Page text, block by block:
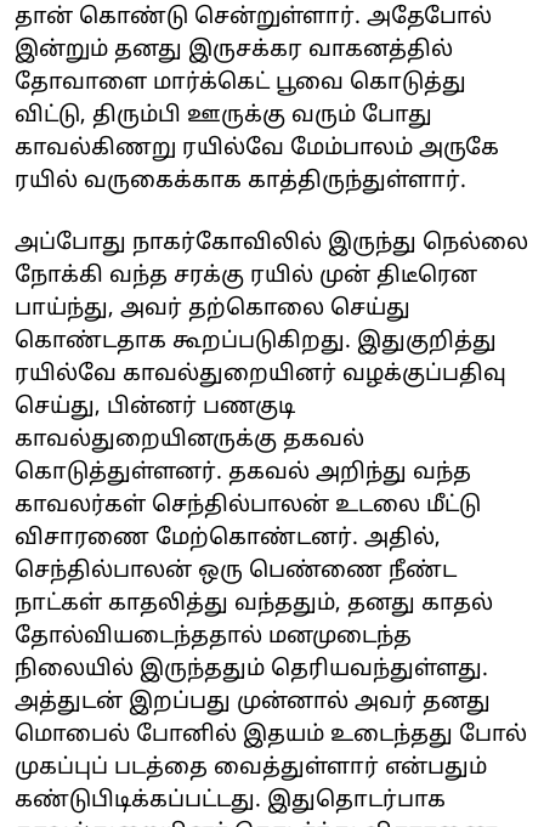
தான் கொண்டு சென்றுள்ளார். அதேபோல்
இன்றும் தனது இருசக்கர வாகனத்தில்
தோவாளை மார்க்கெட் பூவை கொடுத்து
விட்டு, திரும்பி ஊருக்கு வரும் போது
காவல்கிணறு ரயில்வே மேம்பாலம் அருகே
ரயில் வருகைக்காக காத்திருந்துள்ளார்.
அப்போது நாகர்கோவிலில் இருந்து நெல்லை
நோக்கி வந்த சரக்கு ரயில் முன் திடீரென
பாய்ந்து, அவர் தற்கொலை செய்து
கொண்டதாக கூறப்படுகிறது. இதுகுறித்து
ரயில்வே காவல்துறையினர் வழக்குப்பதிவு
செய்து, பின்னர் பணகுடி
காவல்துறையினருக்கு தகவல்
கொடுத்துள்ளனர். தகவல் அறிந்து வந்த
காவலர்கள் செந்தில்பாலன் உடலை மீட்டு
விசாரணை மேற்கொண்டனர். அதில்,
செந்தில்பாலன் ஒரு பெண்ணை நீண்ட
நாட்கள் காதலித்து வந்ததும், தனது காதல்
தோல்வியடைந்ததால் மனமுடைந்த
நிலையில் இருந்ததும் தெரியவந்துள்ளது.
அத்துடன் இறப்பது முன்னால் அவர் தனது
மொபைல் போனில் இதயம் உடைந்தது போல்
முகப்புப் படத்தை வைத்துள்ளார் என்பதும்
கண்டுபிடிக்கப்பட்டது. இதுதொடர்பாக